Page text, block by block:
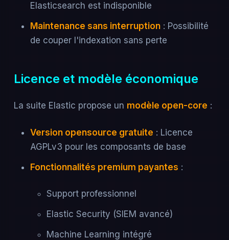
Elasticsearch est indisponible
Maintenance sans interruption: Possibilité
de couper l'indexation sans perte
Licence et modèle économique
La suite Elastic propose un modèle open-core :
Version opensource gratuite : Licence
AGPLv3 pour les composants de base
Fonctionnalités premium payantes :
Support professionnel
Elastic Security (SIEM avancé)
Machine Learning intégré